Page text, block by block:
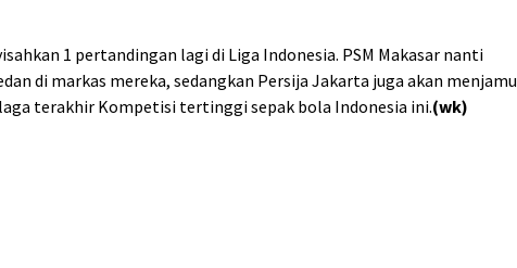
1 pertandingan lagi di Liga Indonesia. PSM Makasar nanti
di markas mereka, sedangkan Persija Jakarta juga akan menjamu
terakhir Kompetisi tertinggi sepak bola Indonesia ini.(wk)